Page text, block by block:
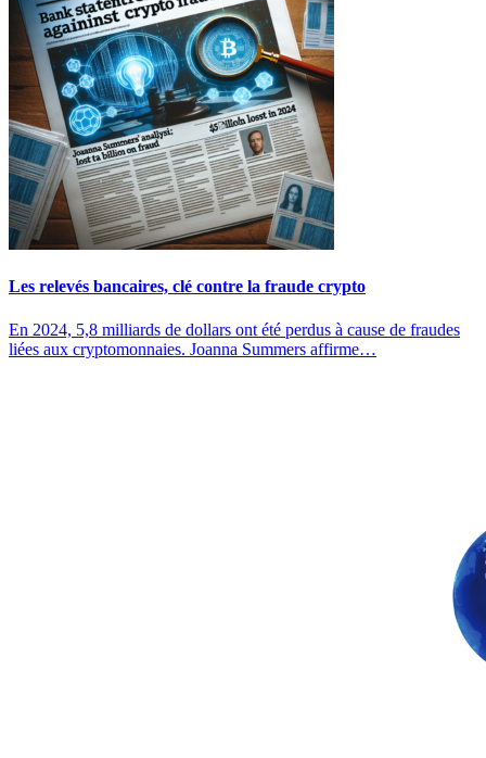
Les relevés bancaires, clé contre la fraude crypto
En 2024, 5,8 milliards de dollars ont été perdus à cause de fraudes
liées aux cryptomonnaies. Joanna Summers affirme…